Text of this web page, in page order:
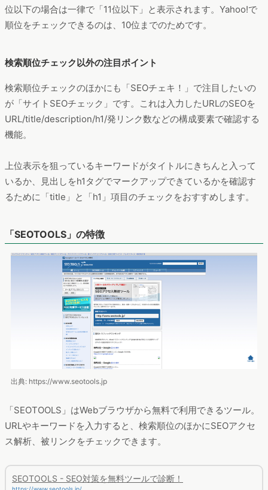
位以下の場合は一律で「11位以下」と表示されます。Yahoo!で
順位をチェックできるのは、10位までのためです。
検索順位チェック以外の注目ポイント
検索順位チェックのほかにも「SEOチェキ！」で注目したいの
が「サイトSEOチェック」です。これは入力したURLのSEOを
URL/title/description/h1/発リンク数などの構成要素で確認する
機能。
上位表示を狙っているキーワードがタイトルにきちんと入って
いるか、見出しをh1タグでマークアップできているかを確認す
るために「title」と「h1」項目のチェックをおすすめします。
「SEOTOOLS」の特徴
出典: https://www.seotools.jp
「SEOTOOLS」はWebブラウザから無料で利用できるツール。
URLやキーワードを入力すると、検索順位のほかにSEOアクセ
ス解析、被リンクをチェックできます。
SEOTOOLS - SEO対策を無料ツールで診断！